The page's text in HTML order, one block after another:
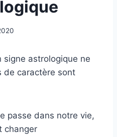
astrologique ne
de caractère sont
passe dans notre vie,
changer